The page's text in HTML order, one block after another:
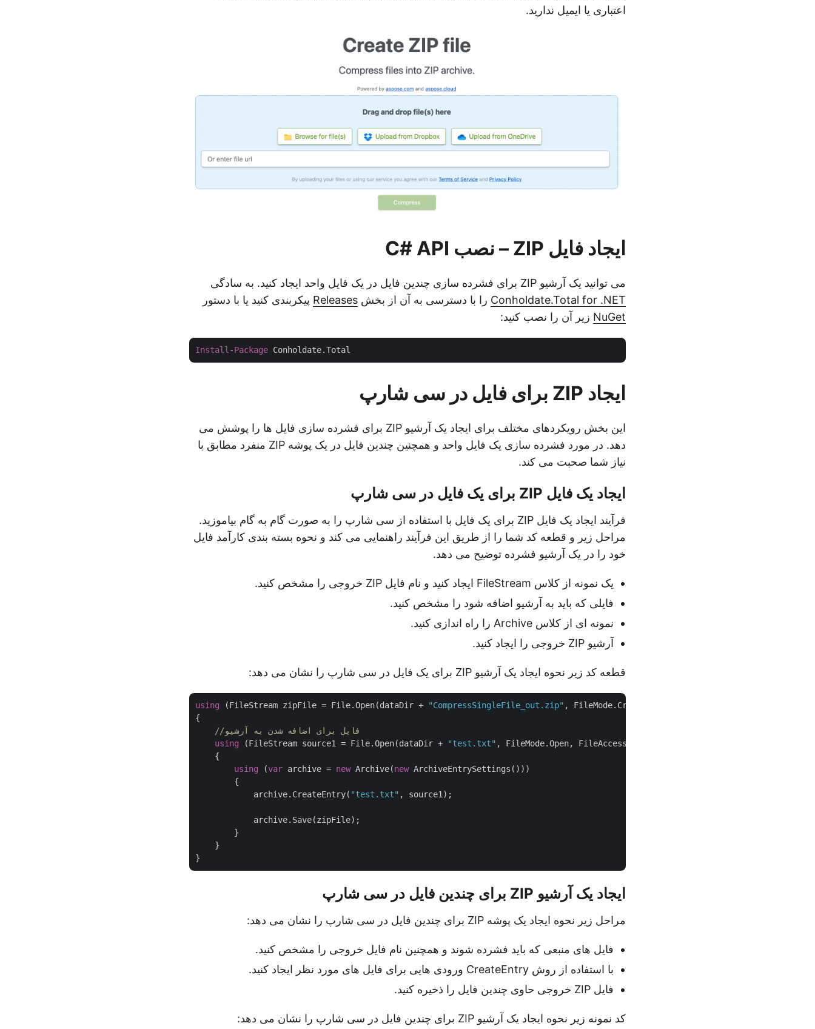
اعتباری یا ایمیل ندارید.
ایجاد فایل ZIP – نصب C# API
می توانید یک آرشیو ZIP برای فشرده سازی چندین فایل در یک فایل واحد ایجاد کنید. به سادگی
Conholdate.Total for .NET را با دسترسی به آن از بخش Releases پیکربندی کنید یا با دستور
NuGet زیر آن را نصب کنید:
Install -Package
ایجاد ZIP برای فایل در سی شارپ
این بخش رویکردهای مختلف برای ایجاد یک آرشیو ZIP برای فشرده سازی فایل ها را پوشش می
دهد. در مورد فشرده سازی یک فایل واحد و همچنین چندین فایل در یک پوشه ZIP منفرد مطابق با
نیاز شما صحبت می کند.
ایجاد یک فایل ZIP برای یک فایل در سی شارپ
فرآیند ایجاد یک فایل ZIP برای یک فایل با استفاده از سی شارپ را به صورت گام به گام بیاموزید.
مراحل زیر و قطعه کد شما را از طریق این فرآیند راهنمایی می کند و نحوه بسته بندی کارآمد فایل
خود را در یک آرشیو فشرده توضیح می دهد.
یک نمونه از کلاس FileStream ایجاد کنید و نام فایل ZIP خروجی را مشخص کنید.
فایلی که باید به آرشیو اضافه شود را مشخص کنید.
نمونه ای از کلاس Archive را راه اندازی کنید.
آرشیو ZIP خروجی را ایجاد کنید.
قطعه کد زیر نحوه ایجاد یک آرشیو ZIP برای یک فایل در سی شارپ را نشان می دهد:
using (FileStream zipFile = File.Open(dataDir + "CompressSingleFile_out.zip" , FileMode.Create))
{
//فایل برای اضافه شدن به آرشیو
using (FileStream source1 = File.Open(dataDir + "test.txt" , FileMode.Open, FileAccess.Read))
    {
using (var archive = new Archive(new ArchiveEntrySettings()))
        {
            archive.CreateEntry(
"test.txt" , source1);
            archive.Save(zipFile);
        }
    }
ایجاد یک آرشیو ZIP برای چندین فایل در سی شارپ
مراحل زیر نحوه ایجاد یک پوشه ZIP برای چندین فایل در سی شارپ را نشان می دهد:
فایل های منبعی که باید فشرده شوند و همچنین نام فایل خروجی را مشخص کنید.
با استفاده از روش CreateEntry ورودی هایی برای فایل های مورد نظر ایجاد کنید.
فایل ZIP خروجی حاوی چندین فایل را ذخیره کنید.
کد نمونه زیر نحوه ایجاد یک آرشیو ZIP برای چندین فایل در سی شارپ را نشان می دهد: